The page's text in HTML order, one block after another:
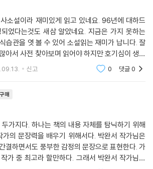
자들에게는 시간을 초월한 모던한 감성을 느끼게
개성을 살리면서도 개별 작품들이 「박완서 소설
전집의 통일성을 갖추며 박완서 문학의 고유한 멋
.
아도 작가 자체를 느낄 수 있기에, 제목을 최대한
부족함을 느끼고 수직선과 수평선을 기본으로
전집 결정판」 작품들만을 위한 글자를 제작했다.
(濃淡)과 저채도의 따뜻한 색감, 소박한 질감을
장식을 최대한 배제하여 작품마다 조각보로 수놓
개성을 살리는 제목을 만들어 표지 전체 이미지
소설이라 재미있게 읽고 있네요. 96년에 대하드
었다는것도 새삼 알았네요. 지금은 가지 못하는
습관을 엿 볼 수 있어 소설읽는 재미가 납니다. 잘
아서 사전 찾아보며 읽어야 하지만 호기심이 생깁
신고 0 댓글0
구매
가지다. 하나는 책의 내용 자체를 탐닉하기 위해
의 문장력을 배우기 위해서다. 박완서 작가님은
결하면서도 풍부한 감정의 문장으로 표현한다. 가
가 중 최고라 할만하다. 그래서 박완서 작가님의